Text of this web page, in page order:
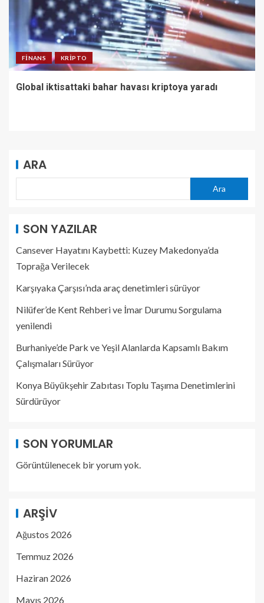
FINANS KRIPTO
Global iktisattaki bahar havası kriptoya yaradı
ARA
Ara
SON YAZILAR
Cansever Hayatını Kaybetti: Kuzey Makedonya’da
Toprağa Verilecek
Karşıyaka Çarşısı’nda araç denetimleri sürüyor
Nilüfer’de Kent Rehberi ve İmar Durumu Sorgulama
yenilendi
Burhaniye’de Park ve Yeşil Alanlarda Kapsamlı Bakım
Çalışmaları Sürüyor
Konya Büyükşehir Zabıtası Toplu Taşıma Denetimlerini
Sürdürüyor
SON YORUMLAR
Görüntülenecek bir yorum yok.
ARŞIV
Ağustos 2026
Temmuz 2026
Haziran 2026
Mayıs 2026